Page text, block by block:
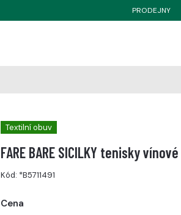
PRODEJNY
Textilní obuv
FARE BARE SICILKY tenisky vínové
Kód: *B5711491
Cena